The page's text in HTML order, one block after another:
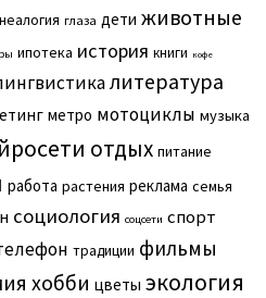
глаза дети животные
ипотека история книги кофе
литература
метро мотоциклы музыка
отдых питание
работа растения реклама семья
социология соцсети спорт
традиции фильмы
хобби цветы экология